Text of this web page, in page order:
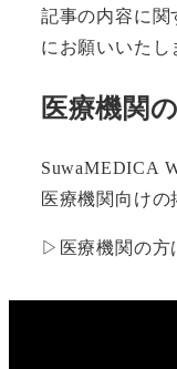
記事の内容に関
にお願いいたし
医療機関
SuwaMEDICA
医療機関向けの
▷医療機関の方